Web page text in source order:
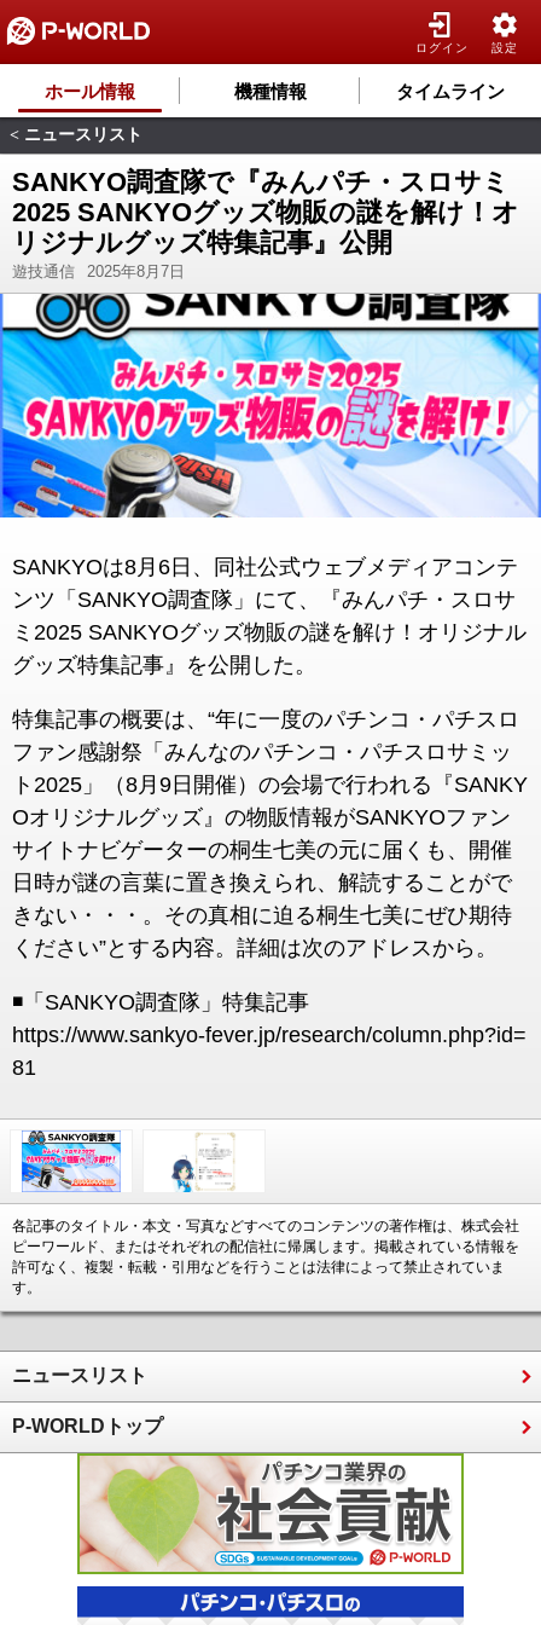
ログイン 設定
ホール情報 機種情報 タイムライン
< ニュースリスト
SANKYO調査隊で『みんパチ・スロサミ
2025 SANKYOグッズ物販の謎を解け！オ
リジナルグッズ特集記事』公開
遊技通信 2025年8月7日
SANKYOは8月6日、同社公式ウェブメディアコンテ
ンツ「SANKYO調査隊」にて、『みんパチ・スロサ
ミ2025 SANKYOグッズ物販の謎を解け！オリジナル
グッズ特集記事』を公開した。
特集記事の概要は、“年に一度のパチンコ・パチスロ
ファン感謝祭「みんなのパチンコ・パチスロサミッ
ト2025」（8月9日開催）の会場で行われる『SANKY
Oオリジナルグッズ』の物販情報がSANKYOファン
サイトナビゲーターの桐生七美の元に届くも、開催
日時が謎の言葉に置き換えられ、解読することがで
きない・・・。その真相に迫る桐生七美にぜひ期待
ください”とする内容。詳細は次のアドレスから。
◾️「SANKYO調査隊」特集記事
https://www.sankyo-fever.jp/research/column.php?id=
81
各記事のタイトル・本文・写真などすべてのコンテンツの著作権は、株式会社
ピーワールド、またはそれぞれの配信社に帰属します。掲載されている情報を
許可なく、複製・転載・引用などを行うことは法律によって禁止されていま
す。
ニュースリスト
P-WORLDトップ